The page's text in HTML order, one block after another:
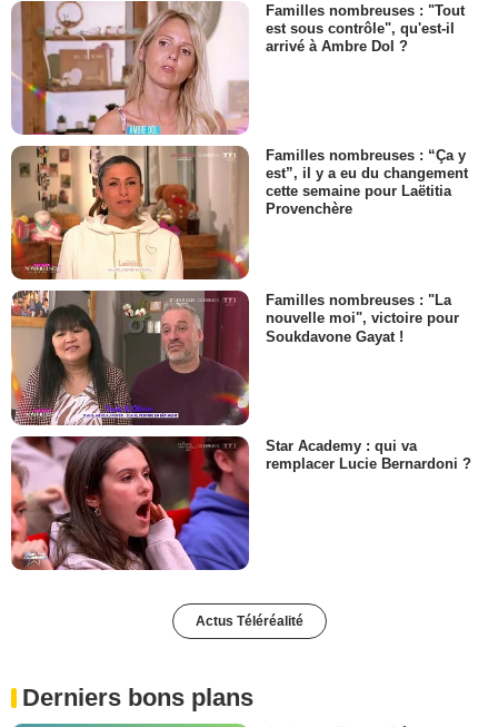
Familles nombreuses : "Tout
est sous contrôle", qu'est-il
arrivé à Ambre Dol ?
Familles nombreuses : “Ça y
est”, il y a eu du changement
cette semaine pour Laëtitia
Provenchère
Familles nombreuses : "La
nouvelle moi", victoire pour
Soukdavone Gayat !
Star Academy : qui va
remplacer Lucie Bernardoni ?
Actus Téléréalité
Derniers bons plans